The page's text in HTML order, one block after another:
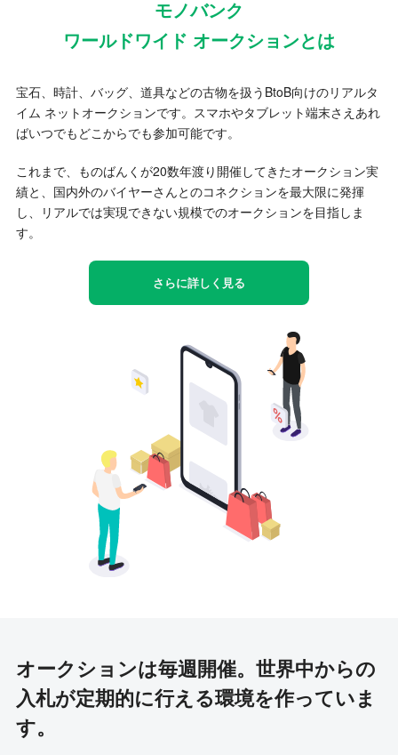
モノバンク
ワールドワイド オークションとは
宝石、時計、バッグ、道具などの古物を扱うBtoB向けのリアルタ
イム ネットオークションです。スマホやタブレット端末さえあれ
ばいつでもどこからでも参加可能です。
これまで、ものばんくが20数年渡り開催してきたオークション実
績と、国内外のバイヤーさんとのコネクションを最大限に発揮
し、リアルでは実現できない規模でのオークションを目指しま
す。
さらに詳しく見る
オークションは毎週開催。 世界中からの
入札が定期的に行える環境を作っていま
す。